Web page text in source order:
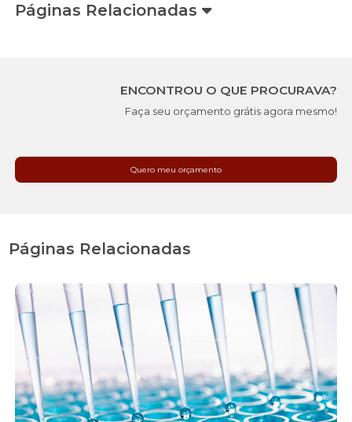
Páginas Relacionadas
ENCONTROU O QUE PROCURAVA?
Faça seu orçamento grátis agora mesmo!
Quero meu orçamento
Páginas Relacionadas